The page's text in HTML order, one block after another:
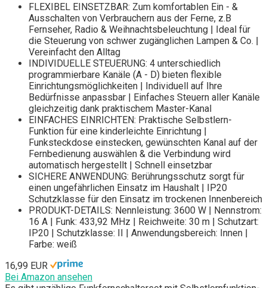
FLEXIBEL EINSETZBAR: Zum komfortablen Ein - &
Ausschalten von Verbrauchern aus der Ferne, z.B
Fernseher, Radio & Weihnachtsbeleuchtung | Ideal für
die Steuerung von schwer zugänglichen Lampen & Co. |
Vereinfacht den Alltag
INDIVIDUELLE STEUERUNG: 4 unterschiedlich
programmierbare Kanäle (A - D) bieten flexible
Einrichtungsmöglichkeiten | Individuell auf Ihre
Bedürfnisse anpassbar | Einfaches Steuern aller Kanäle
gleichzeitig dank praktischem Master-Kanal
EINFACHES EINRICHTEN: Praktische Selbstlern-
Funktion für eine kinderleichte Einrichtung |
Funksteckdose einstecken, gewünschten Kanal auf der
Fernbedienung auswählen & die Verbindung wird
automatisch hergestellt | Schnell einsetzbar
SICHERE ANWENDUNG: Berührungsschutz sorgt für
einen ungefährlichen Einsatz im Haushalt | IP20
Schutzklasse für den Einsatz im trockenen Innenbereich
PRODUKT-DETAILS: Nennleistung: 3600 W | Nennstrom:
16 A | Funk: 433,92 MHz | Reichweite: 30 m | Schutzart:
IP20 | Schutzklasse: II | Anwendungsbereich: Innen |
Farbe: weiß
16,99 EUR
Bei Amazon ansehen